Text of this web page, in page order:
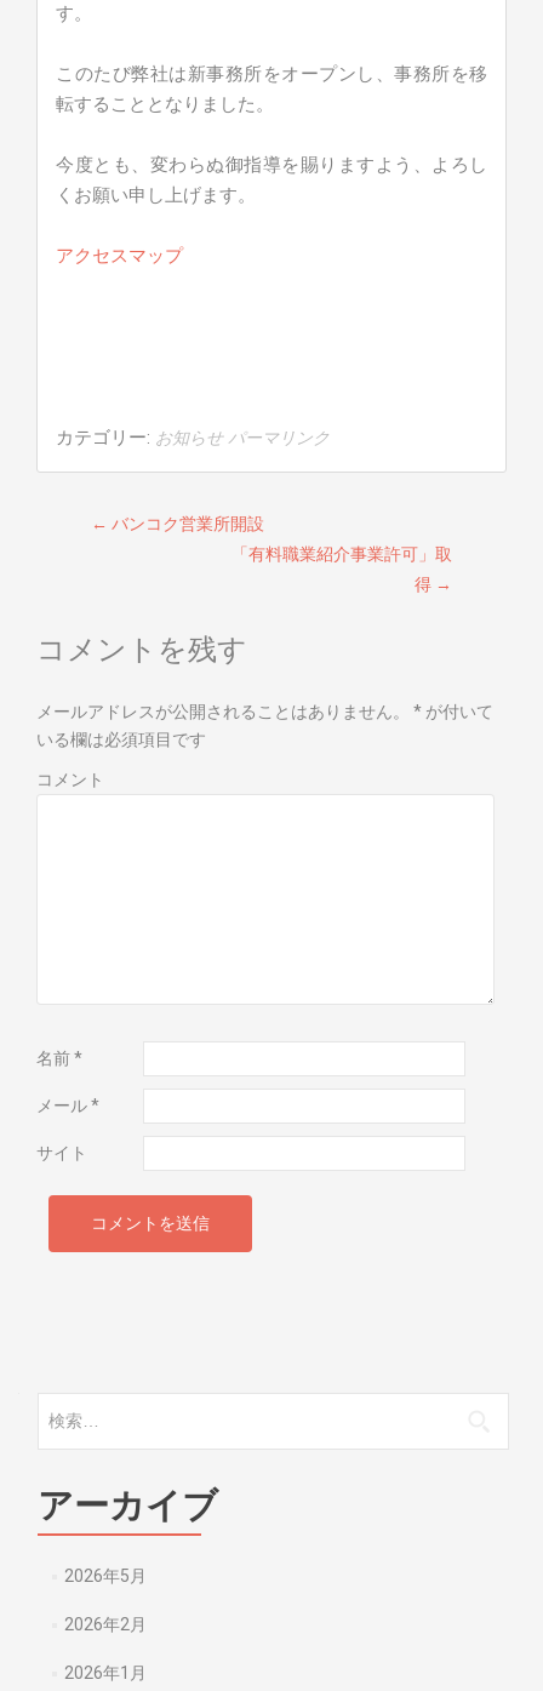
す。
このたび弊社は新事務所をオープンし、事務所を移
転することとなりました。
今度とも、変わらぬ御指導を賜りますよう、よろし
くお願い申し上げます。
アクセスマップ
カテゴリー: お知らせ パーマリンク
投稿ナビゲーション
← バンコク営業所開設
「有料職業紹介事業許可」取
得 →
コメントを残す
メールアドレスが公開されることはありません。 * が付いて
いる欄は必須項目です
コメント
名前*
メール*
サイト
アーカイブ
2026年5月
2026年2月
2026年1月